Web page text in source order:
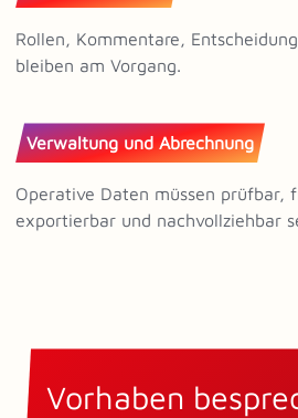
Rollen, Kommentare,
bleiben am Vorgang.
Verwaltung und Abrechnung
Operative Daten müssen prüfbar,
exportierbar und nachvollziehbar
Vorhaben